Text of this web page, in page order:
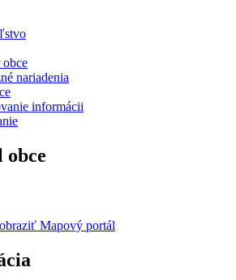
nariadenia
informácii
Mapový portál